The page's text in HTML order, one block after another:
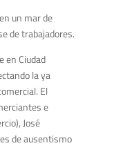
un mar de
de trabajadores.
en Ciudad
la ya
El
e
José
de ausentismo